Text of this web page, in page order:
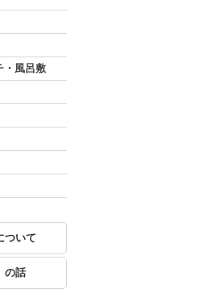
・風呂敷
ついて
の話